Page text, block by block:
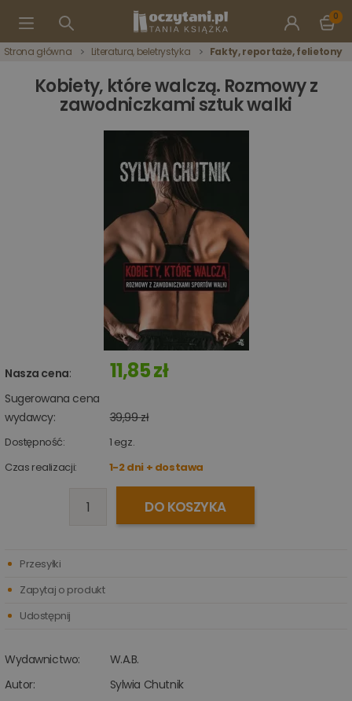
0
Strona główna Literatura, beletrystyka Fakty, reportaże, felietony
Kobiety, które walczą. Rozmowy z
zawodniczkami sztuk walki
Nasza cena: 11,85 zł
Sugerowana cena
wydawcy:
39,99 zł
Dostępność: 1 egz.
Czas realizacji:
1-2 dni + dostawa
DO KOSZYKA
Wydawnictwo:
W.A.B.
Autor:
Sylwia Chutnik
Przesyłki
Zapytaj o produkt
Udostępnij